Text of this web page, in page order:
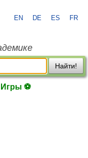
EN DE ES FR
Найти!
Игры ⚽